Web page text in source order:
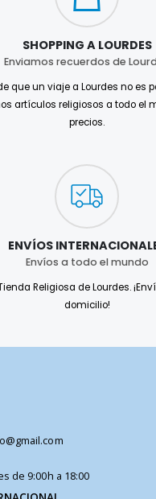
SHOPPING A LOURDES
Enviamos recuerdos de
que un viaje a Lourdes no es
artículos religiosos a todo el
precios.
ENVÍOS
Envíos a todo el mundo
Religiosa de Lourdes.
domicilio!
de 9:00h a 18:00